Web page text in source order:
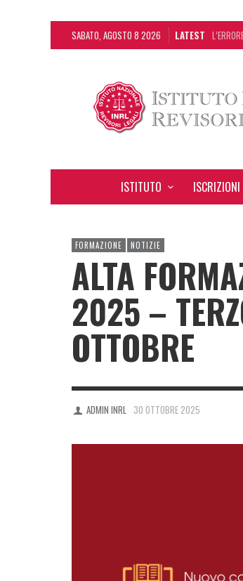
SABATO, AGOSTO 8 2026 LATEST
ISTITUTO ISCRIZIONI
FORMAZIONE NOTIZIE
ALTA
2025 –
OTTOBRE
ADMIN INRL 30 OTTOBRE 2025